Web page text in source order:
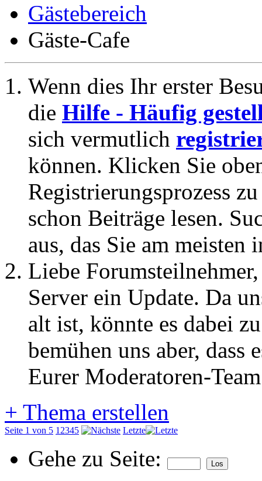
Gästebereich
Gäste-Cafe
Wenn dies Ihr erster
die Hilfe - Häufig
sich vermutlich
können. Klicken Sie
Registrierungsprozess
schon Beiträge lesen.
aus, das Sie am meisten
Liebe
Server ein Update. Da
alt ist, könnte es dabei
bemühen uns aber, dass
Eurer Moderatoren-Team
+ Thema erstellen
Seite 1 von 5 1 2345 Letzte
Gehe zu Seite: